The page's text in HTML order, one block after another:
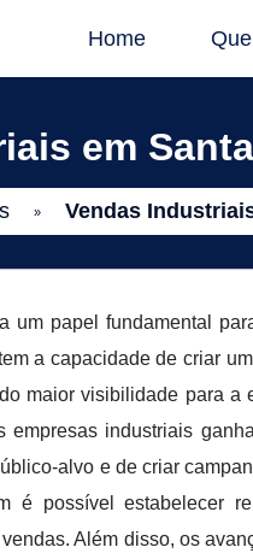
Home
em
» Vendas
um papel fundamental
a capacidade de criar
maior visibilidade para
empresas industriais
alvo e de criar
é possível estabelecer
Além disso, os